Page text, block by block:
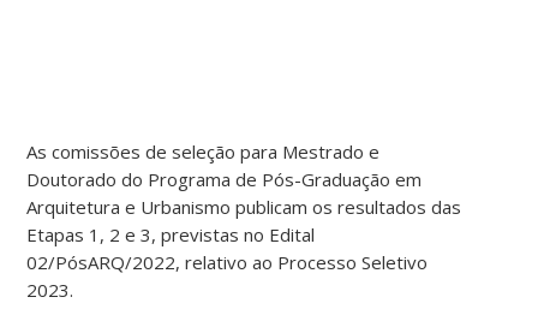
As comissões de seleção para Mestrado e
Doutorado do Programa de Pós-Graduação em
Arquitetura e Urbanismo publicam os resultados das
Etapas 1, 2 e 3, previstas no Edital
02/PósARQ/2022, relativo ao Processo Seletivo
2023.